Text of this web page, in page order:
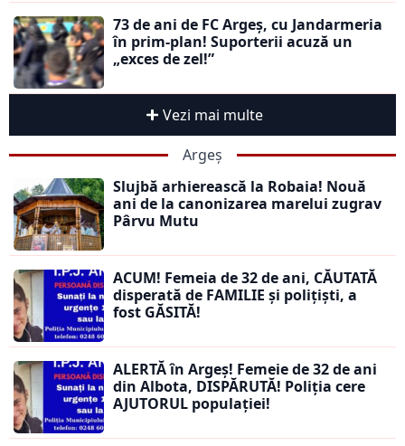
73 de ani de FC Argeș, cu Jandarmeria
în prim-plan! Suporterii acuză un
„exces de zel!”
Vezi mai multe
Argeș
Slujbă arhierească la Robaia! Nouă
ani de la canonizarea marelui zugrav
Pârvu Mutu
ACUM! Femeia de 32 de ani, CĂUTATĂ
disperată de FAMILIE și polițiști, a
fost GĂSITĂ!
ALERTĂ în Argeș! Femeie de 32 de ani
din Albota, DISPĂRUTĂ! Poliția cere
AJUTORUL populației!